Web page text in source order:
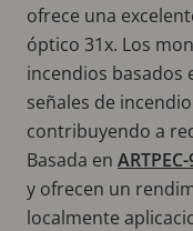
ofrece una
óptico 31x. Los
incendios basados
señales de
contribuyendo a
Basada en
y ofrecen un
localmente